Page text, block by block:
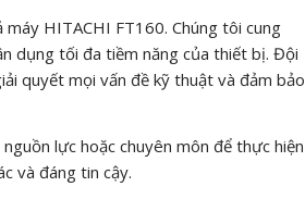
máy HITACHI FT160. Chúng tôi cung
dụng tối đa tiềm năng của thiết bị. Đội
quyết mọi vấn đề kỹ thuật và đảm bảo
lực hoặc chuyên môn để thực hiện
và đáng tin cậy.